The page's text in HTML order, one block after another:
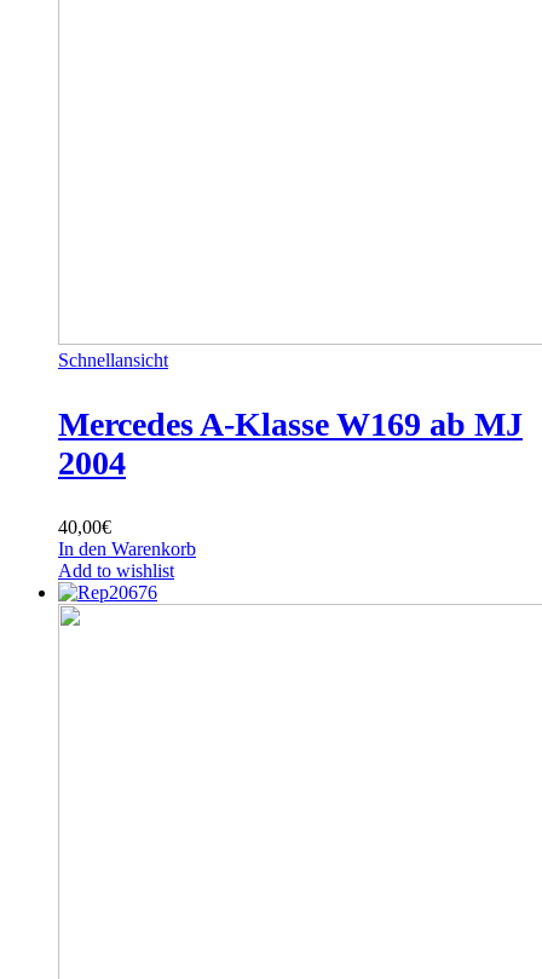
Schnellansicht
Mercedes A-Klasse W169 ab MJ
2004
40,00€
In den Warenkorb
Add to wishlist